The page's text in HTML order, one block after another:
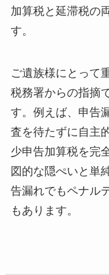
加算税と延滞税の
す。
ご遺族様にとって
税務署からの指摘
す。例えば、申告
査を待たずに自主
少申告加算税を完
図的な隠ぺいと単
告漏れでもペナル
もあります。